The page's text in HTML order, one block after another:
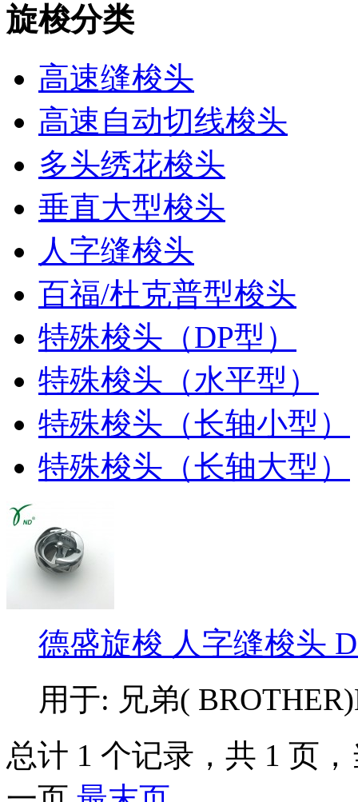
旋梭分类
高速缝梭头
高速自动切线梭头
多头绣花梭头
垂直大型梭头
人字缝梭头
百福/杜克普型梭头
特殊梭头（DP型）
特殊梭头（水平型）
特殊梭头（长轴小型）
特殊梭头（长轴大型）
德盛旋梭 人字缝梭头
用于: 兄弟(
总计 1 个记录，共 1 页